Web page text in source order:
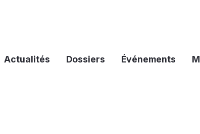
Actualités Dossiers Événements